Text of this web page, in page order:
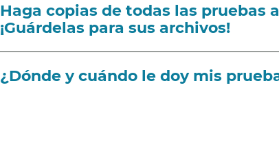
Haga copias de todas las pruebas
¡Guárdelas para sus archivos!
¿Dónde y cuándo le doy mis